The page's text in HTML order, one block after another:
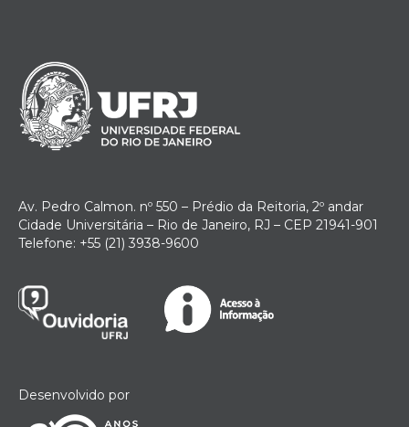
Av. Pedro Calmon. nº 550 – Prédio da Reitoria, 2º andar
Cidade Universitária – Rio de Janeiro, RJ – CEP 21941-901
Telefone: +55 (21) 3938-9600
Desenvolvido por